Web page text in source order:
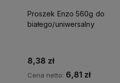
Proszek Enzo 560g do
białego/uniwersalny
8,38 zł
Cena netto: 6,81 zł